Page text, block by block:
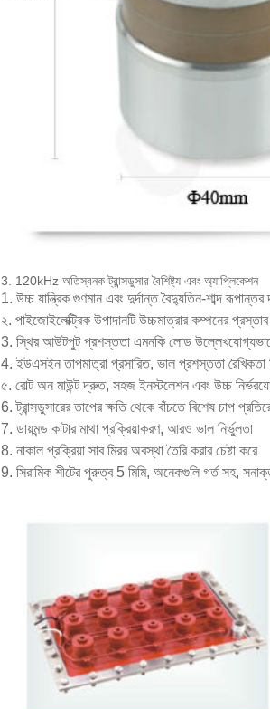
3. 120kHz অতিস্বনক ট্রান্সডুসার বৈশিষ্ট্য এবং অ্যাপ্লিকেশন
1. উচ্চ যান্ত্রিক গুণমান এবং দুর্দান্ত বৈদ্যুতিন-শাব্দ
২. পাইজোইলেক্ট্রিক উপাদানটি উচ্চমাত্রার কম্পনের
3. স্থির আউটপুট প্রশস্ততা এমনকি লোড উল্লেখযোগ্যভাবে
4. ইউএসইন তাপমাত্রা প্রসারিত, ভাল প্রশস্ততা রৈখিকতা
৫. বোল্ট অন মাউন্ট দ্রুত, সহজ ইনস্টলেশন এবং উচ্চ
6. ট্রান্সডুসারের তাপের ক্ষতি থেকে বাঁচতে বিশেষ চাপ
7. ডায়মন্ড কাটার মাথা প্রক্রিয়াকরণ, আরও ভাল নির্ভুলতা
8. নাকাল প্রক্রিয়া সাব মিরর অবস্থা তৈরি করার চেষ্টা করে
9. সিরামিক শীটের পুরুত্ব 5 মিমি, অনেকগুলি গর্ত সহ,